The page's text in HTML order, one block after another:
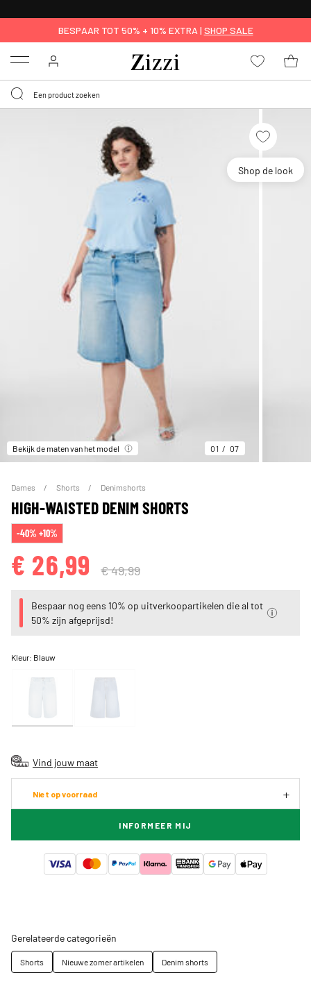
BESPAAR TOT 50% + 10% EXTRA | SHOP SALE
Menu
Shop de look
Bekijk de maten van het model 01 07
Dames Shorts Denimshorts
HIGH-WAISTED DENIM SHORTS
-40% +10%
€ 26,99 € 49,99
Bespaar nog eens 10% op uitverkoopartikelen die al tot
50% zijn afgeprijsd!
Kleur: Blauw
Vind jouw maat
Niet op voorraad
INFORMEER MIJ
Gerelateerde categorieën
Shorts Nieuwe zomer artikelen Denim shorts